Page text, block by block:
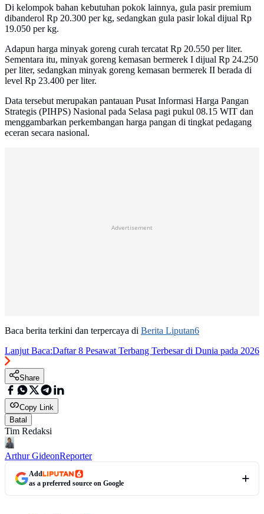
Di kelompok bahan kebutuhan pokok lainnya, gula pasir premium
dibanderol Rp 20.300 per kg, sedangkan gula pasir lokal dijual Rp
19.050 per kg.
Adapun harga minyak goreng curah tercatat Rp 20.550 per liter.
Sementara itu, minyak goreng kemasan bermerek I dijual Rp 24.250
per liter, sedangkan minyak goreng kemasan bermerek II berada di
level Rp 23.400 per liter.
Data tersebut merupakan pantauan Pusat Informasi Harga Pangan
Strategis (PIHPS) Nasional pada Selasa pagi pukul 08.15 WIT dan
menggambarkan perkembangan harga pangan di tingkat pedagang
eceran secara nasional.
Advertisement
Baca berita terkini dan terpercaya di Berita Liputan6
Lanjut Baca:Daftar 8 Pesawat Terbang Terbesar di Dunia pada 2026
Share
Copy Link
Batal
Tim Redaksi
Arthur GideonReporter
Add
as a preferred source on Google